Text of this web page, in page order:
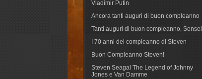
Vladimir Putin
Ancora tanti auguri di buon compleanno
Tanti auguri di buon compleanno, Sensei
I 70 anni del compleanno di Steven
Buon Compleanno Steven!
Steven Seagal The Legend of Johnny
Jones e Van Damme